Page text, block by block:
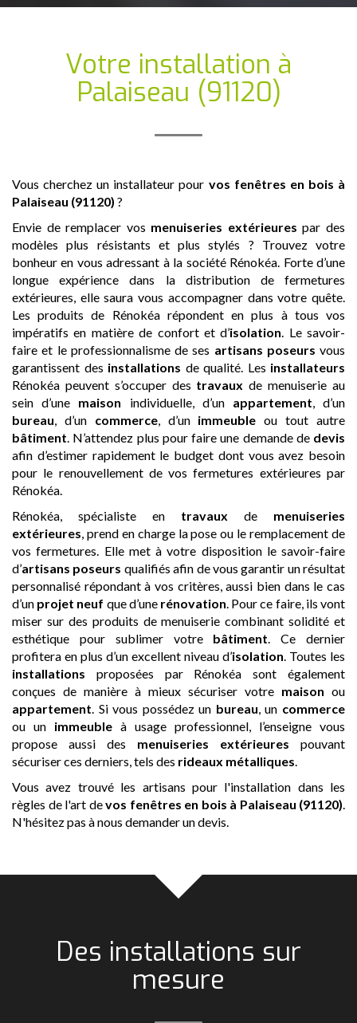
Votre installation à
Palaiseau (91120)
Vous cherchez un installateur pour vos fenêtres en bois à
Palaiseau (91120) ?
Envie de remplacer vos menuiseries extérieures par des
modèles plus résistants et plus stylés ? Trouvez votre
bonheur en vous adressant à la société Rénokéa. Forte d’une
longue expérience dans la distribution de fermetures
extérieures, elle saura vous accompagner dans votre quête.
Les produits de Rénokéa répondent en plus à tous vos
impératifs en matière de confort et d’isolation . Le savoir-
faire et le professionnalisme de ses artisans poseurs vous
garantissent des installations de qualité. Les installateurs
Rénokéa peuvent s’occuper des travaux de menuiserie au
sein d’une maison individuelle, d’un appartement , d’un
bureau , d’un commerce, d’un immeuble ou tout autre
bâtiment . N’attendez plus pour faire une demande de devis
afin d’estimer rapidement le budget dont vous avez besoin
pour le renouvellement de vos fermetures extérieures par
Rénokéa.
Rénokéa, spécialiste en travaux de menuiseries
extérieures , prend en charge la pose ou le remplacement de
vos fermetures. Elle met à votre disposition le savoir-faire
d’artisans poseurs qualifiés afin de vous garantir un résultat
personnalisé répondant à vos critères, aussi bien dans le cas
d’un projet neuf que d’une rénovation . Pour ce faire, ils vont
miser sur des produits de menuiserie combinant solidité et
esthétique pour sublimer votre bâtiment . Ce dernier
profitera en plus d’un excellent niveau d’isolation . Toutes les
installations proposées par Rénokéa sont également
conçues de manière à mieux sécuriser votre maison ou
appartement . Si vous possédez un bureau , un commerce
ou un immeuble à usage professionnel, l’enseigne vous
propose aussi des menuiseries extérieures pouvant
sécuriser ces derniers, tels des rideaux métalliques
Vous avez trouvé les artisans pour l'installation dans les
règles de l'art devos fenêtres en bois à Palaiseau (91120)
N'hésitez pas à nous demander un devis.
Des installations sur
mesure